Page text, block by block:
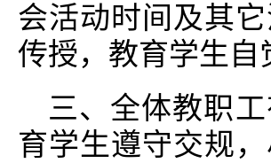
会活动时间及其
传授，教育学生
三、全体教职
育学生遵守交规